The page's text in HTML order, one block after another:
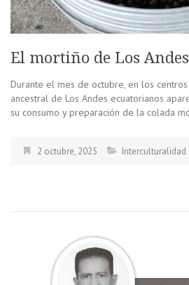
El mortiño de Los
Durante el mes de octubre, en los
ancestral de Los Andes ecuatorianos
su consumo y preparación de la colada
2 octubre, 2025 Interculturalidad